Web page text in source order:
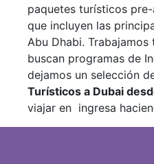
paquetes turísticos
que incluyen las
Abu Dhabi.
buscan programas de
dejamos un selección
Turísticos a Dubai
viajar en ingresa